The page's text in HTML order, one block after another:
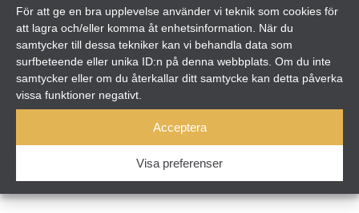
För att ge en bra upplevelse använder vi teknik som cookies för
att lagra och/eller komma åt enhetsinformation. När du
samtycker till dessa tekniker kan vi behandla data som
surfbeteende eller unika ID:n på denna webbplats. Om du inte
samtycker eller om du återkallar ditt samtycke kan detta påverka
vissa funktioner negativt.
Acceptera
Visa preferenser
© Sunparadise 2026
Cookie settings